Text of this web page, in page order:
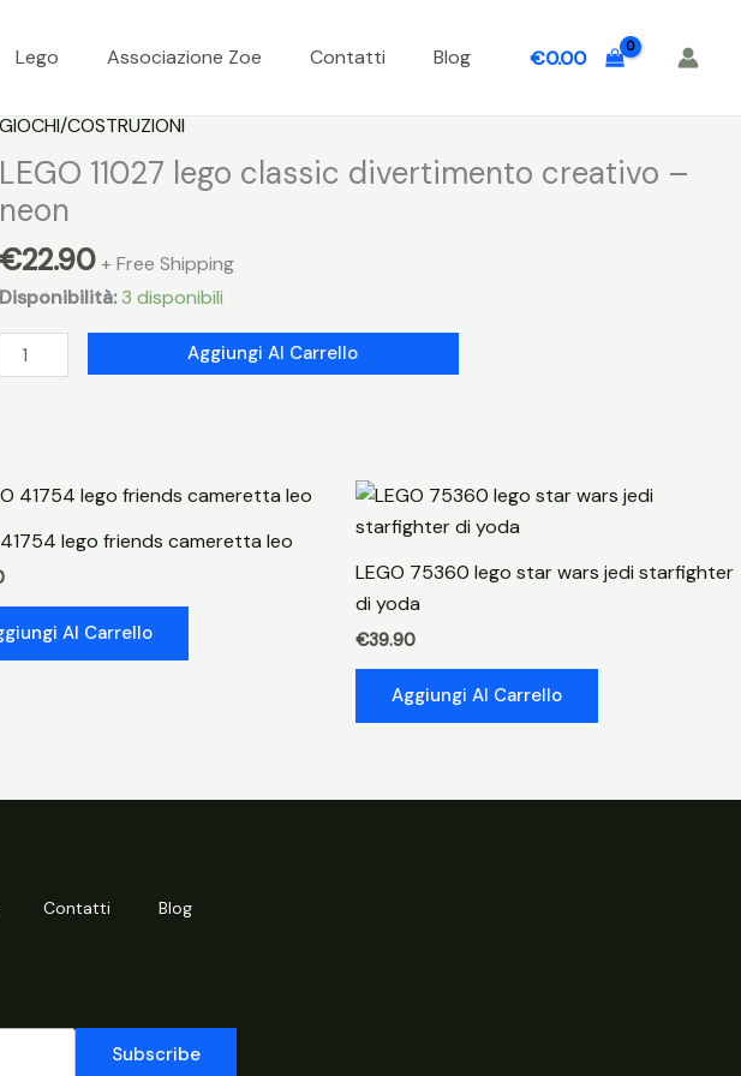
Lego Associazione Zoe Contatti Blog €0.00
GIOCHI/COSTRUZIONI
LEGO 11027 lego classic divertimento creativo –
neon
€22.90 + Free Shipping
Disponibilità: 3 disponibili
LEGO
11027
-
Aggiungi Al Carrello
41754 lego friends cameretta leo
Al Carrello
LEGO 75360 lego star wars jedi starfighter
di yoda
€39.90
Aggiungi Al Carrello
Contatti Blog
Subscribe